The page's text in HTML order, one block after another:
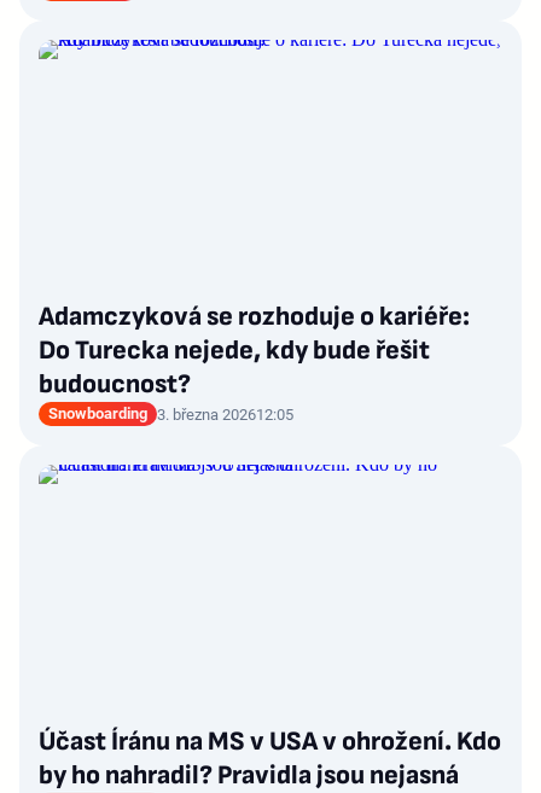
Adamczyková se rozhoduje o kariéře:
Do Turecka nejede, kdy bude řešit
budoucnost?
Snowboarding 3. března 202612:05
Účast Íránu na MS v USA v ohrožení. Kdo
by ho nahradil? Pravidla jsou nejasná